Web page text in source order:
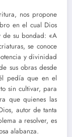
nos propone
en el cual Dios
de su bondad: «A
se conoce
y divinidad
sus obras desde
pedía que en el
sin cultivar, para
que quienes las
autor de tanta
a resolver, es
alabanza.